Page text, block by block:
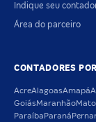
Indique seu
Área do parceiro
CONTADORES
AcreAlagoasAmapá
GoiásMaranhão
Paraíba Paraná